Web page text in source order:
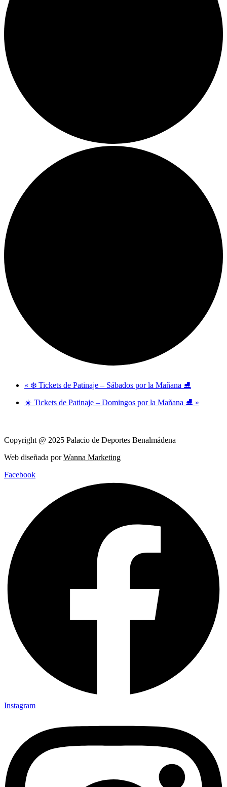
« ❄️ Tickets de Patinaje – Sábados por la Mañana ⛸️
☀️ Tickets de Patinaje – Domingos por la Mañana ⛸️ »
Copyright @ 2025 Palacio de Deportes Benalmádena
Web diseñada porWanna Marketing
Facebook
Instagram